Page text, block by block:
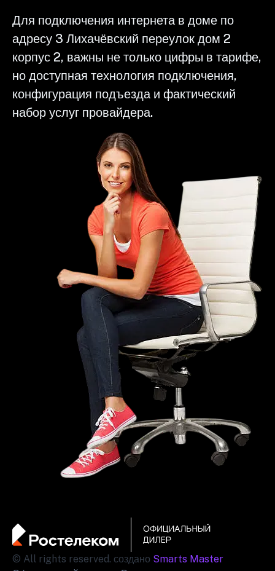
Для подключения интернета в доме по
адресу 3 Лихачёвский переулок дом 2
корпус 2, важны не только цифры в тарифе,
но доступная технология подключения,
конфигурация подъезда и фактический
набор услуг провайдера.
© All rights reserved. создано Smarts Master